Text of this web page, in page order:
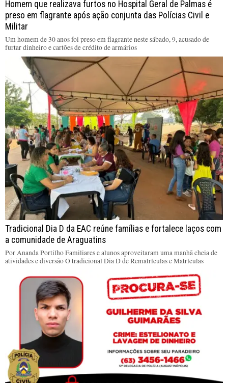
Homem que realizava furtos no Hospital Geral de Palmas é
preso em flagrante após ação conjunta das Polícias Civil e
Militar
Um homem de 30 anos foi preso em flagrante neste sábado, 9, acusado de
furtar dinheiro e cartões de crédito de armários
Tradicional Dia D da EAC reúne famílias e fortalece laços com
a comunidade de Araguatins
Por Ananda Portilho Familiares e alunos aproveitaram uma manhã cheia de
atividades e diversão O tradicional Dia D de Rematrículas e Matrículas